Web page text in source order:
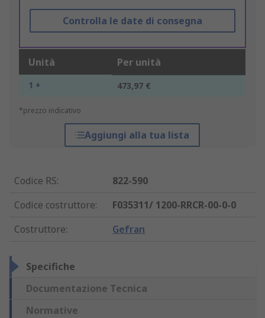
Controlla le date di consegna
Unità Per unità
1 + 473,97 €
*prezzo indicativo
Aggiungi alla tua lista
Codice RS:
822-590
Codice costruttore:
F035311/ 1200-RRCR-00-0-0
Costruttore: Gefran
Specifiche
Documentazione Tecnica
Normative